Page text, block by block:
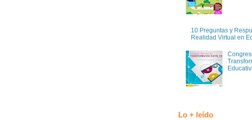
10 Preguntas y
Realidad Virtual en
Lo + leído